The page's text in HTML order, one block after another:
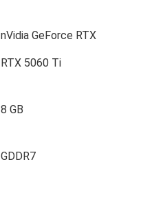
nVidia GeForce RTX
RTX 5060 Ti
8 GB
GDDR7